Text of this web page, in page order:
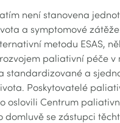
není stanovena
a symptomové
metodu ESAS,
paliativní péče v
standardizované a
Poskytovatelé
oslovili Centrum
domluvě se zástupci